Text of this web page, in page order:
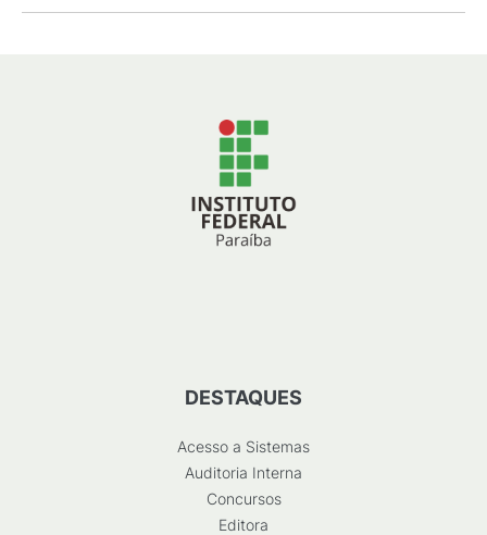
DESTAQUES
Acesso a Sistemas
Auditoria Interna
Concursos
Editora